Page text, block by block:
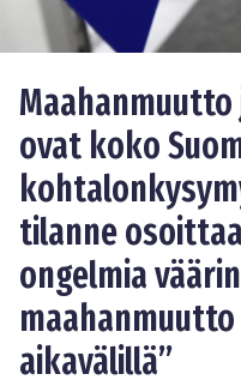
ovat koko
tilanne
ongelmia
aikavälillä”